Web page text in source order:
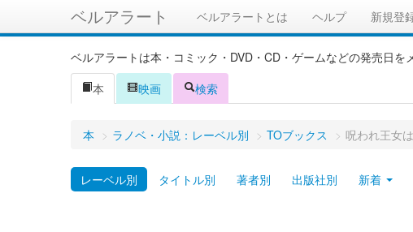
ベルアラート ベルアラートとは ヘルプ 新規登
ベルアラートは本・コミック・DVD・CD・ゲームなどの発売日を
本
映画 検索
本 > ラノベ・小説：レーベル別 > TOブックス > 呪われ王女
レーベル別 タイトル別 著者別 出版社別 新着